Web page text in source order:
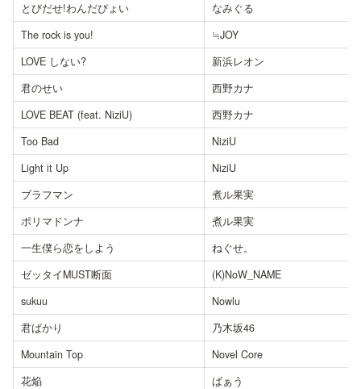
とびだせ!わんだぴょい
なみぐる
The rock is you!
≒JOY
LOVE しない?
新浜レオン
君のせい
西野カナ
LOVE BEAT (feat. NiziU)
西野カナ
Too Bad
NiziU
Light it Up
NiziU
ブラフマン
煮ル果実
ポリマドンナ
煮ル果実
一生僕ら恋をしよう
ねぐせ。
ゼッタイMUST断面
(K)NoW_NAME
sukuu
Nowlu
君ばかり
乃木坂46
Mountain Top
Novel Core
花焔
ばぁう